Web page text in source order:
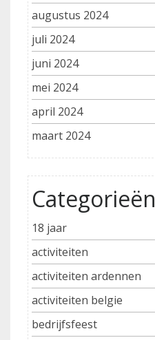
augustus 2024
juli 2024
juni 2024
mei 2024
april 2024
maart 2024
Categorieën
18 jaar
activiteiten
activiteiten ardennen
activiteiten belgie
bedrijfsfeest